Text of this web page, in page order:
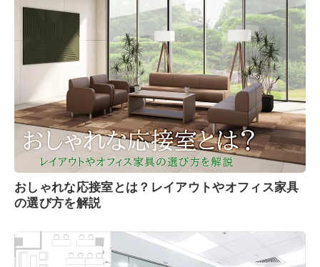
おしゃれな応接室とは？レイアウトやオフィス家具
の選び方を解説